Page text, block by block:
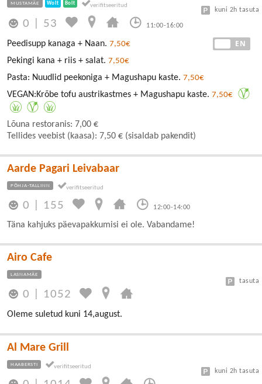
MUSTAMÄE Wolt Bolt
0 53 11:00-16:00
kuni 2h tasuta
EN
Peedisupp kanaga + Naan. 7,50€
Pekingi kana + riis + salat. 7,50€
Pasta: Nuudlid peekoniga + Magushapu kaste. 7,50€
VEGAN:Krõbe tofu austrikastmes + Magushapu kaste. 7,50€
Lõuna restoranis: 7,00 €
Tellides veebist (kaasa): 7,50 € (sisaldab pakendit)
Aarde Pagari Leivabaar
PÕHJA-TALLINN
0 155 12:00-14:00
Täna kahjuks päevapakkumisi ei ole. Vabandame!
Airo Cafe
LASNAMÄE
0 1052
tasuta
Oleme suletud kuni 14,august.
Al Mare Grill
HAABERSTI
kuni 2h tasuta